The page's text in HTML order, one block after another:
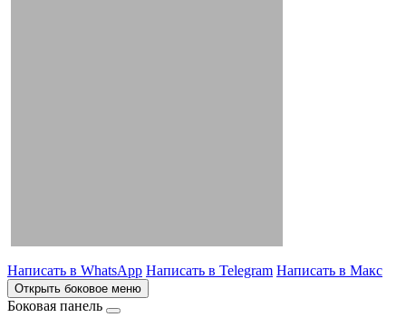
Написать в WhatsApp Написать в Telegram Написать в Макс
Открыть боковое меню
Боковая панель